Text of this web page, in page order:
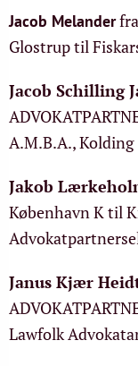
Jacob Melander
Glostrup til
Jacob Schilling
A.M.B.A., Kolding
Jakob
København K til
Janus Kjær
Lawfolk